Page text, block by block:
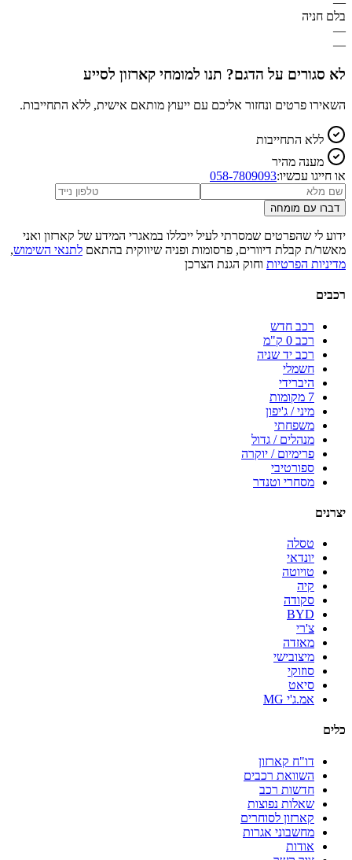
בלם חניה
—
—
לא סגורים על הדגם? תנו למומחי קארזון לסייע
השאירו פרטים ונחזור אליכם עם ייעוץ מותאם אישית, ללא התחייבות.
ללא התחייבות
מענה מהיר
או חייגו עכשיו:058-7809093
דברו עם מומחה
ידוע לי שהפרטים שמסרתי לעיל ייכללו במאגרי המידע של קארזון ואני
מאשר/ת קבלת דיוורים, פרסומות ופניה שיווקית בהתאם לתנאי השימוש,
מדיניות הפרטיות וחוק הגנת הצרכן
רכבים
רכב חדש
רכב 0 ק"מ
רכב יד שניה
חשמלי
היברידי
7 מקומות
מיני / ג'יפון
משפחתי
מנהלים / גדול
פרימיום / יוקרה
ספורטיבי
מסחרי וטנדר
יצרנים
טסלה
יונדאי
טויוטה
קיה
סקודה
BYD
צ'רי
מאזדה
מיצובישי
סוזוקי
סיאט
אמ.ג'י MG
כלים
דו"ח קארזון
השוואת רכבים
חדשות רכב
שאלות נפוצות
קארזון לסוחרים
מחשבוני אגרות
אודות